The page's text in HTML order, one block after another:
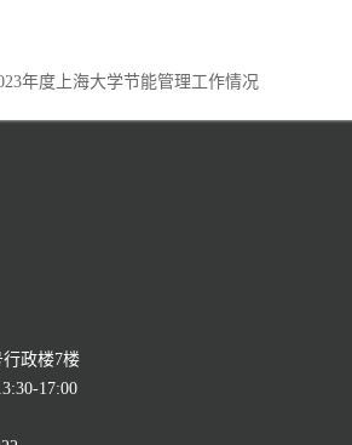
年度上海大学节能管理工作情况
政楼7楼
17:00